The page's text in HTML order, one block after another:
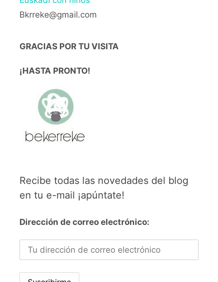
Bkrreke@gmail.com
GRACIAS POR TU VISITA
¡HASTA PRONTO!
Recibe todas las novedades del blog
en tu e-mail ¡apúntate!
Dirección de correo electrónico: